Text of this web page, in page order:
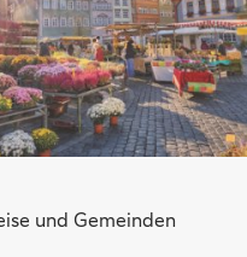
und Gemeinden